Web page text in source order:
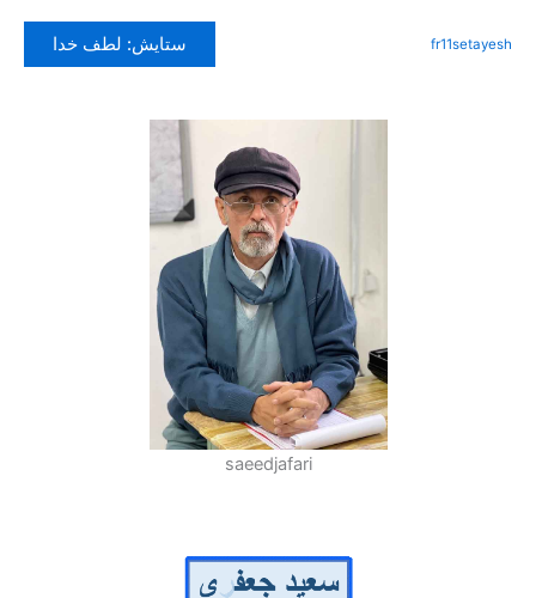
fr11setayesh ستایش: لطف خدا
saeedjafari